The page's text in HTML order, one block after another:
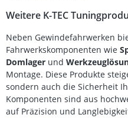
Weitere K-TEC
Neben Gewindefahrwerken
Fahrwerkskomponenten wie
Domlager und
Montage. Diese Produkte
sondern auch die Sicherheit
Komponenten sind aus
auf Präzision und